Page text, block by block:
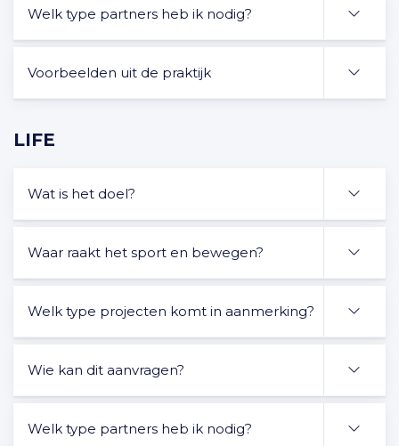
Welk type partners heb ik nodig?
Voorbeelden uit de praktijk
LIFE
Wat is het doel?
Waar raakt het sport en bewegen?
Welk type projecten komt in aanmerking?
Wie kan dit aanvragen?
Welk type partners heb ik nodig?